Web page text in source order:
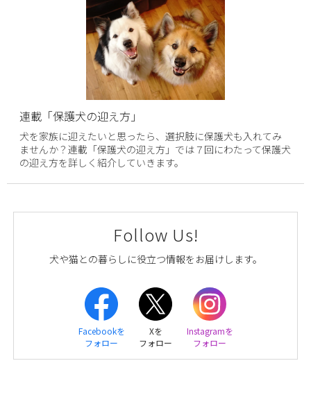
連載「保護犬の迎え方」
犬を家族に迎えたいと思ったら、選択肢に保護犬も入れてみ
ませんか？連載「保護犬の迎え方」では７回にわたって保護犬
の迎え方を詳しく紹介していきます。
Follow Us!
犬や猫との暮らしに役立つ情報をお届けします。
Facebookを
フォロー
Xを
フォロー
Instagramを
フォロー